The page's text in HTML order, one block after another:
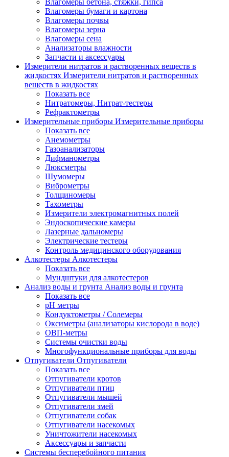
Влагомеры бетона, стяжки, гипса
Влагомеры бумаги и картона
Влагомеры почвы
Влагомеры зерна
Влагомеры сена
Анализаторы влажности
Запчасти и аксессуары
Измерители нитратов и растворенных веществ в
жидкостях Измерители нитратов и растворенных
веществ в жидкостях
Показать все
Нитратомеры, Нитрат-тестеры
Рефрактометры
Измерительные приборы Измерительные приборы
Показать все
Анемометры
Газоанализаторы
Дифманометры
Люксметры
Шумомеры
Виброметры
Толщиномеры
Тахометры
Измерители электромагнитных полей
Эндоскопические камеры
Лазерные дальномеры
Электрические тестеры
Контроль медицинского оборудования
Алкотестеры Алкотестеры
Показать все
Мундштуки для алкотестеров
Анализ воды и грунта Анализ воды и грунта
Показать все
pH метры
Кондуктометры / Солемеры
Оксиметры (анализаторы кислорода в воде)
ОВП-метры
Системы очистки воды
Многофункциональные приборы для воды
Отпугиватели Отпугиватели
Показать все
Отпугиватели кротов
Отпугиватели птиц
Отпугиватели мышей
Отпугиватели змей
Отпугиватели собак
Отпугиватели насекомых
Уничтожители насекомых
Аксессуары и запчасти
Системы бесперебойного питания